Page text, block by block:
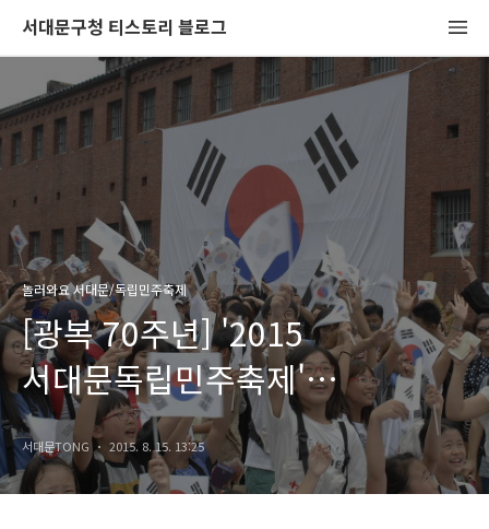
서대문구청 티스토리 블로그
놀러와요 서대문/독립민주축제
[광복 70주년] '2015
서대문독립민주축제'
대한독립만세~ 대한독립만세!
만세삼창!
서대문TONG 2015. 8. 15. 13:25